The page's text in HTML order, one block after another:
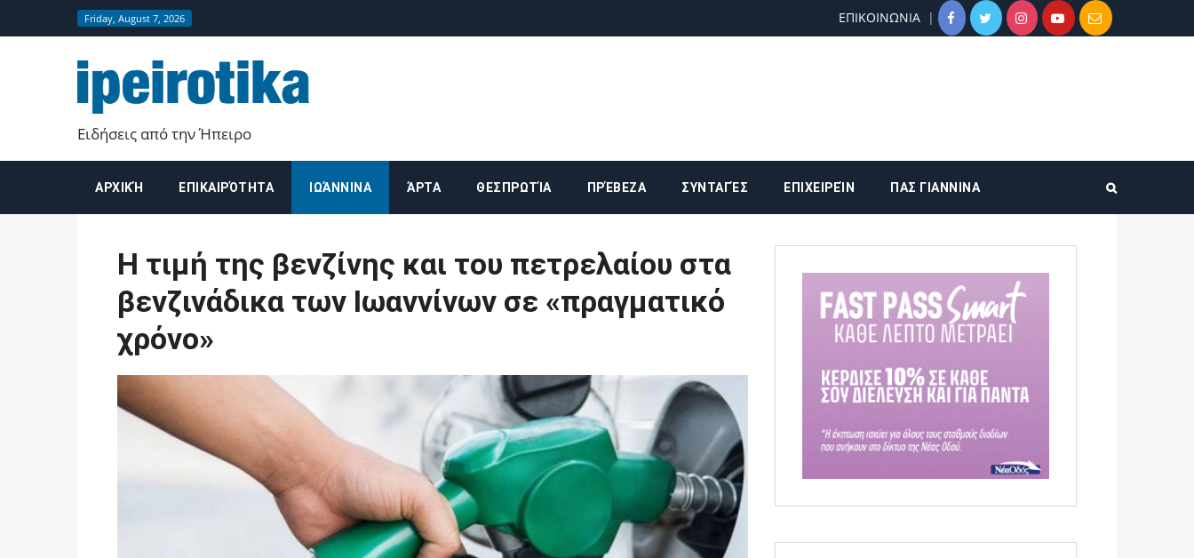
Friday, August 7, 2026 ΕΠΙΚΟΙΝΩΝΙΑ
Ειδήσεις από την Ήπειρο
ΑΡΧΙΚΉ ΕΠΙΚΑΙΡΌΤΗΤΑ ΙΩΆΝΝΙΝΑ ΆΡΤΑ ΘΕΣΠΡΩΤΊΑ ΠΡΈΒΕΖΑ ΣΥΝΤΑΓΈΣ ΕΠΙΧΕΙΡΕΊΝ ΠΑΣ ΓΙΑΝΝΙΝΑ
Η τιμή της βενζίνης και του πετρελαίου στα
βενζινάδικα των Ιωαννίνων σε «πραγματικό
χρόνο»